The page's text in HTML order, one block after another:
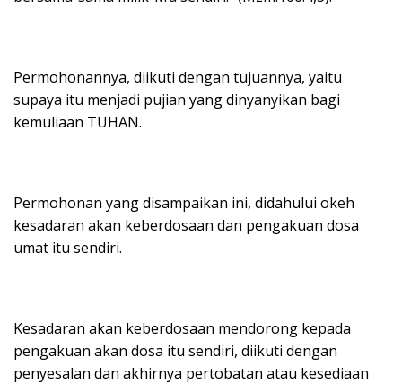
Permohonannya, diikuti dengan tujuannya, yaitu
supaya itu menjadi pujian yang dinyanyikan bagi
kemuliaan TUHAN.
Permohonan yang disampaikan ini, didahului okeh
kesadaran akan keberdosaan dan pengakuan dosa
umat itu sendiri.
Kesadaran akan keberdosaan mendorong kepada
pengakuan akan dosa itu sendiri, diikuti dengan
penyesalan dan akhirnya pertobatan atau kesediaan